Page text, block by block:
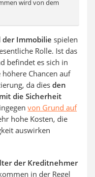
wird von dem
der Immobilie spielen
Rolle. Ist das
befindet es sich in
Chancen auf
da dies den
die Sicherheit
von Grund auf
hohe Kosten, die
auswirken
der Kreditnehmer
in der Regel